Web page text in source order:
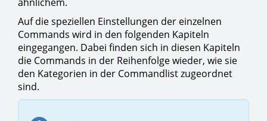
Auf die speziellen Einstellungen der einzelnen
Commands wird in den folgenden Kapiteln
eingegangen. Dabei finden sich in diesen Kapiteln
die Commands in der Reihenfolge wieder, wie sie
den Kategorien in der Commandlist zugeordnet
sind.